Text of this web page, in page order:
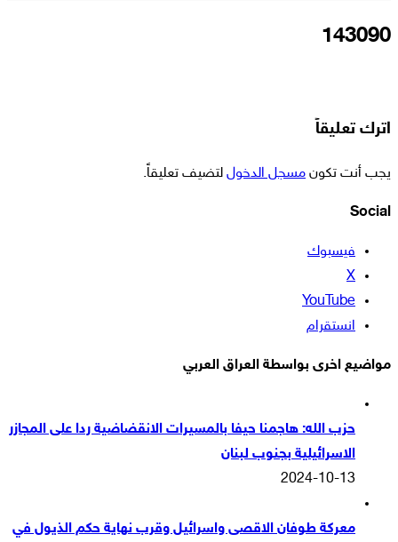
143090
اترك تعليقاً
يجب أنت تكون مسجل الدخول لتضيف تعليقاً.
Social
فيسبوك
‫X
‫YouTube
انستقرام
مواضيع اخرى بواسطة العراق العربي
حزب الله: هاجمنا حيفا بالمسيرات الانقضاضية ردا على المجازر
الاسرائيلية بجنوب لبنان
2024-10-13
معركة طوفان الاقصى واسرائيل وقرب نهاية حكم الذيول في